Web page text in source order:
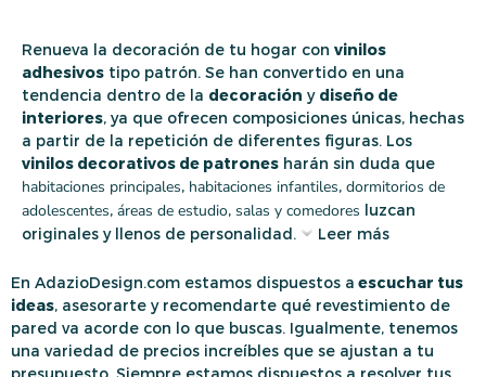
Renueva la decoración de tu hogar con vinilos
adhesivos tipo patrón. Se han convertido en una
tendencia dentro de la decoración y diseño de
interiores, ya que ofrecen composiciones únicas, hechas
a partir de la repetición de diferentes figuras. Los
vinilos decorativos de patrones harán sin duda que
habitaciones principales, habitaciones infantiles, dormitorios de
adolescentes, áreas de estudio, salas y comedores luzcan
originales y llenos de personalidad.
Leer más
En AdazioDesign.com estamos dispuestos a escuchar tus
ideas, asesorarte y recomendarte qué revestimiento de
pared va acorde con lo que buscas. Igualmente, tenemos
una variedad de precios increíbles que se ajustan a tu